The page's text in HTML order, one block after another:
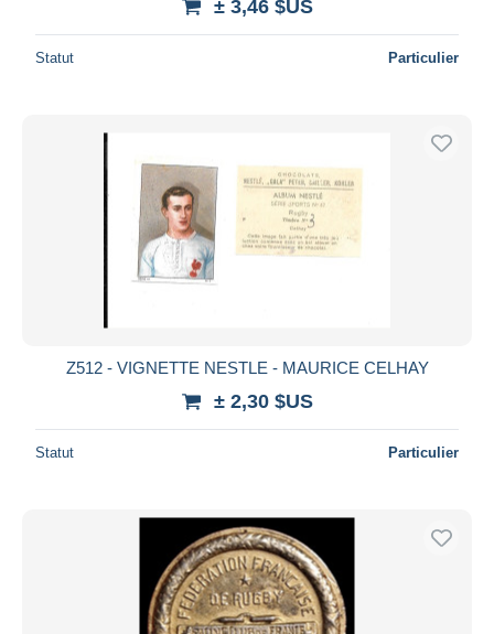
± 3,46 $US
Statut Particulier
Z512 - VIGNETTE NESTLE - MAURICE CELHAY
± 2,30 $US
Statut Particulier